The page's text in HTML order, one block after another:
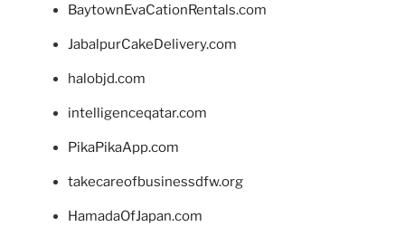
BaytownEvaCationRentals.com
JabalpurCakeDelivery.com
halobjd.com
intelligenceqatar.com
PikaPikaApp.com
takecareofbusinessdfw.org
HamadaOfJapan.com